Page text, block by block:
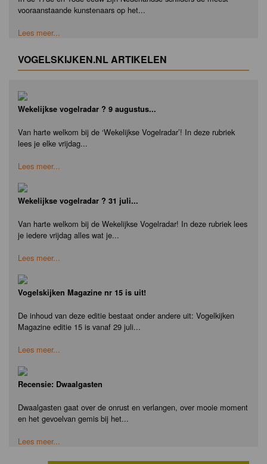
vooraanstaande kunstenaars op het...
Lees meer...
VOGELSKIJKEN.NL ARTIKELEN
Wekelijkse vogelradar ? 9 augustus...
Van harte welkom bij de ‘Wekelijkse Vogelradar’! In deze rubriek
lees je elke vrijdag...
Lees meer...
Wekelijkse vogelradar ? 31 juli...
Van harte welkom bij de Wekelijkse Vogelradar! In deze rubriek lees
je iedere vrijdag alles wat je...
Lees meer...
Vogelskijken Magazine nr 15 is uit!
De inhoud van deze editie bestaat onder andere uit: Vogelkijken
Magazine editie 15 is vanaf 29 juli...
Lees meer...
Recensie: Dwaalgasten
Dwaalgasten gaat over de onrust en verlangen, over mooie moment
en het gevoelvan gemis bij het...
Lees meer...